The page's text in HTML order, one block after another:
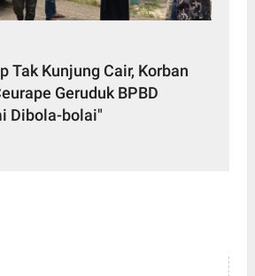
Tak Kunjung Cair, Korban
Geruduk BPBD
Dibola-bolai"